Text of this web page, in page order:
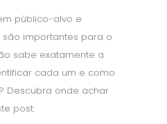
público-alvo e
importantes para o
sabe exatamente a
cada um e como
Descubra onde achar
post.